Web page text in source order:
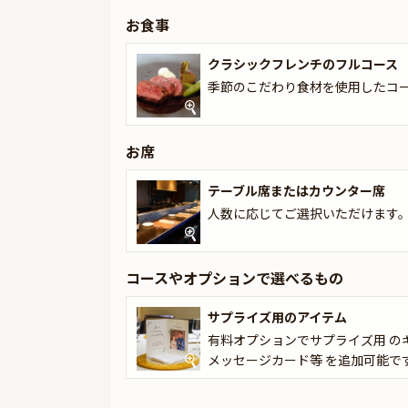
Cugnetteは、地元の生産者から直接仕入れた新
こだわっています。クラシックなフレンチの品
てください。
お食事
クラシックフレンチのフルコース
季節のこだわり食材を使用したコ
お席
テーブル席またはカウンター席
人数に応じてご選択いただけます。
コースやオプションで選べるもの
サプライズ用のアイテム
有料オプションでサプライズ用 の
メッセージカード等 を追加可能で